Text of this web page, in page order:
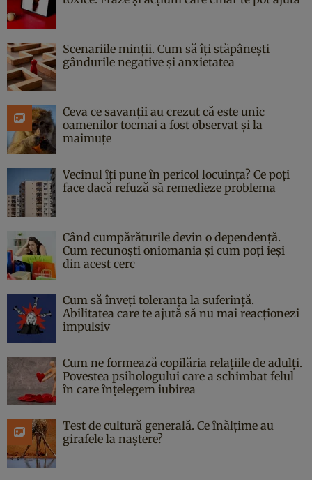
Scenariile minții. Cum să îți stăpânești
gândurile negative și anxietatea
Ceva ce savanții au crezut că este unic
oamenilor tocmai a fost observat și la
maimuțe
Vecinul îți pune în pericol locuința? Ce poți
face dacă refuză să remedieze problema
Când cumpărăturile devin o dependență.
Cum recunoști oniomania și cum poți ieși
din acest cerc
Cum să înveți toleranța la suferință.
Abilitatea care te ajută să nu mai reacționezi
impulsiv
Cum ne formează copilăria relațiile de adulți.
Povestea psihologului care a schimbat felul
în care înțelegem iubirea
Test de cultură generală. Ce înălțime au
girafele la naștere?